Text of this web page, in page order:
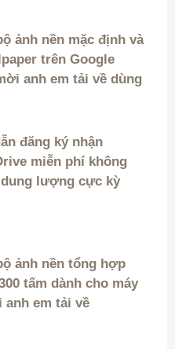
ảnh nền mặc định và
trên Google
anh em tải về dùng
đăng ký nhận
miễn phí không
lượng cực kỳ
ảnh nền tổng hợp
tấm dành cho máy
em tải về